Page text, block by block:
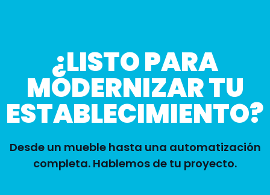
¿LISTO PARA
MODERNIZAR TU
ESTABLECIMIENTO?
Desde un mueble hasta una automatización
completa. Hablemos de tu proyecto.